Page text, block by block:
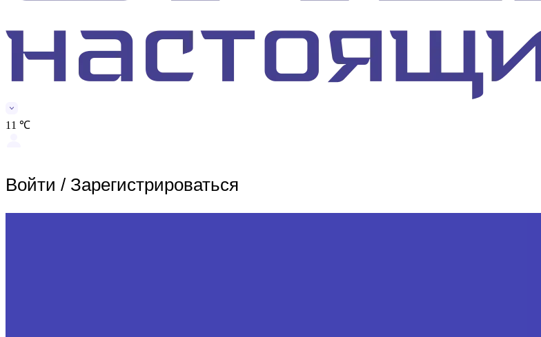
11 ℃
Войти / Зарегистрироваться